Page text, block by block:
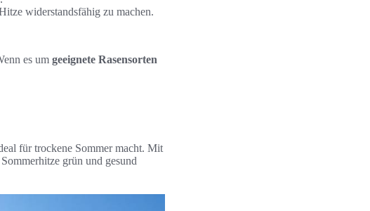
widerstandsfähig zu machen.
es um geeignete Rasensorten
für trockene Sommer macht. Mit
grün und gesund